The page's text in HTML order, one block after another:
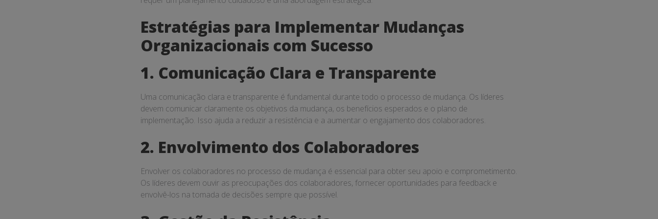
Estratégias para Implementar Mudanças
Organizacionais com Sucesso
1. Comunicação Clara e Transparente
Uma comunicação clara e transparente é fundamental durante todo o processo de mudança. Os líderes
devem comunicar claramente os objetivos da mudança, os benefícios esperados e o plano de
implementação. Isso ajuda a reduzir a resistência e a aumentar o engajamento dos colaboradores.
2. Envolvimento dos Colaboradores
Envolver os colaboradores no processo de mudança é essencial para obter seu apoio e comprometimento.
Os líderes devem ouvir as preocupações dos colaboradores, fornecer oportunidades para feedback e
envolvê-los na tomada de decisões sempre que possível.